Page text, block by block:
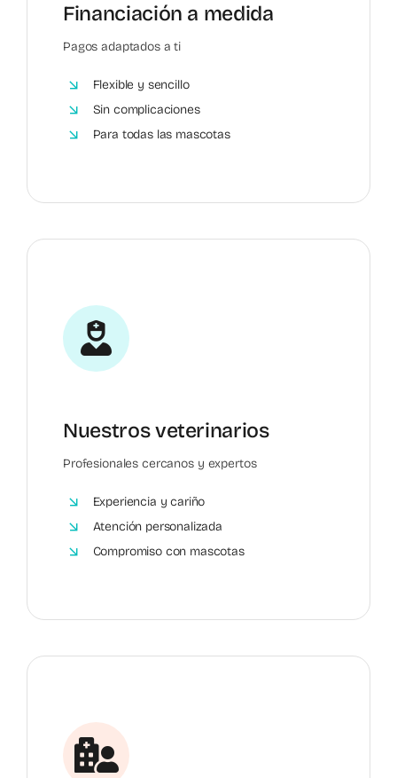
Financiación a medida
Pagos adaptados a ti
Flexible y sencillo
Sin complicaciones
Para todas las mascotas
Nuestros veterinarios
Profesionales cercanos y expertos
Experiencia y cariño
Atención personalizada
Compromiso con mascotas